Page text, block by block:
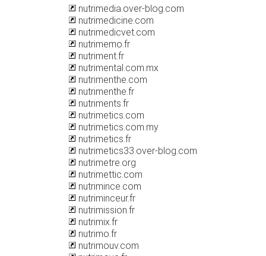
nutrimedia.over-blog.com
nutrimedicine.com
nutrimedicvet.com
nutrimemo.fr
nutriment.fr
nutrimental.com.mx
nutrimenthe.com
nutrimenthe.fr
nutriments.fr
nutrimetics.com
nutrimetics.com.my
nutrimetics.fr
nutrimetics33.over-blog.com
nutrimetre.org
nutrimettic.com
nutrimince.com
nutriminceur.fr
nutrimission.fr
nutrimix.fr
nutrimo.fr
nutrimouv.com